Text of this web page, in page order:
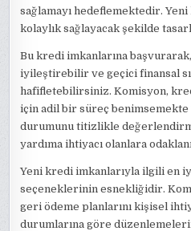
sağlamayı hedeflemektedir.
kolaylık sağlayacak şekilde
Bu kredi imkanlarına
iyileştirebilir ve geçici finansal
hafifletebilirsiniz. Komisyon,
için adil bir süreç
durumunu titizlikle
yardıma ihtiyacı olanlara
Yeni kredi imkanlarıyla ilgili en
seçeneklerinin esnekliğidir.
geri ödeme planlarını kişisel
durumlarına göre